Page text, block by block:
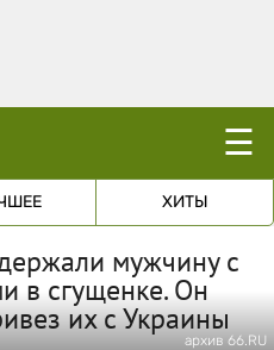
☰
ХИТЫ
мужчину с
в сгущенке. Он
их с Украины
архив 66.RU